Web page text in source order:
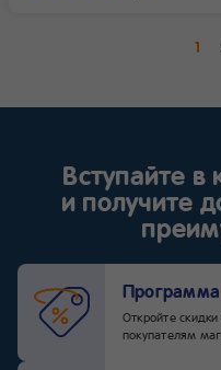
1
Вступайте в
и получите
Программа
Откройте
покупателям